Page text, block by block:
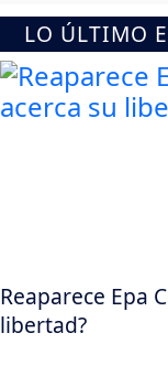
LO ÚLTIMO
Reaparece Epa
libertad?